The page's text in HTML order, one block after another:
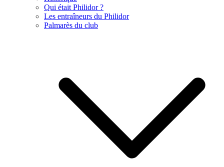
Qui était Philidor ?
Les entraîneurs du Philidor
Palmarès du club